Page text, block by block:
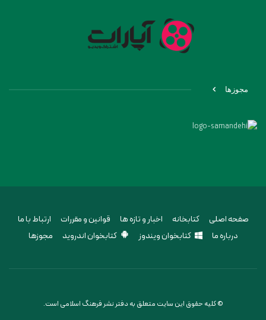
مجوزها
صفحه اصلی کتابخانه اخبار و تازه ها قوانین و مقررات
ارتباط با ما
درباره ما
کتابخوان ویندوز کتابخوان اندروید مجوزها
© کلیه حقوق این سایت متعلق به دفتر نشر فرهنگ اسلامی است.